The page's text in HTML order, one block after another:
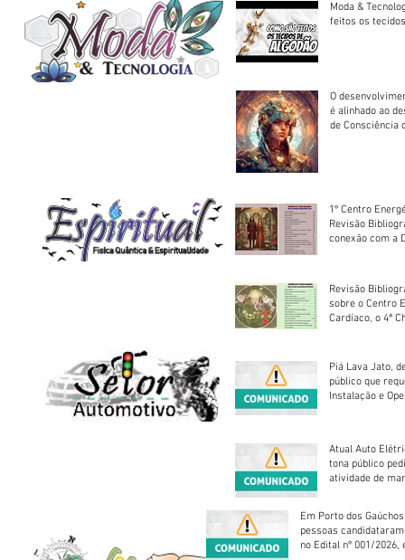
Moda &
feitos os
O
é alinhado ao
de Consciência
1º Centro
Revisão
conexão com a
Revisão
sobre o Centro
Cardíaco, o 4ª
Piá Lava Jato,
público que
Instalação e
Atual Auto
tona público
atividade de
Em Porto dos
pessoas
no Edital nº 001/2026,